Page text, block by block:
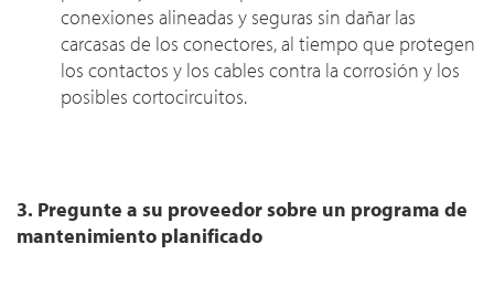
conexiones alineadas y seguras sin dañar las
carcasas de los conectores, al tiempo que protegen
los contactos y los cables contra la corrosión y los
posibles cortocircuitos.
3. Pregunte a su proveedor sobre un programa de
mantenimiento planificado